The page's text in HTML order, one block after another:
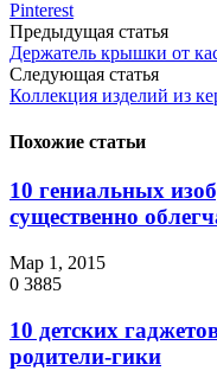
Pinterest
Предыдущая статья
Держатель крышки от
Следующая статья
Коллекция изделий из
Похожие статьи
10 гениальных
существенно
Мар 1, 2015
0 3885
10 детских
родители-гики